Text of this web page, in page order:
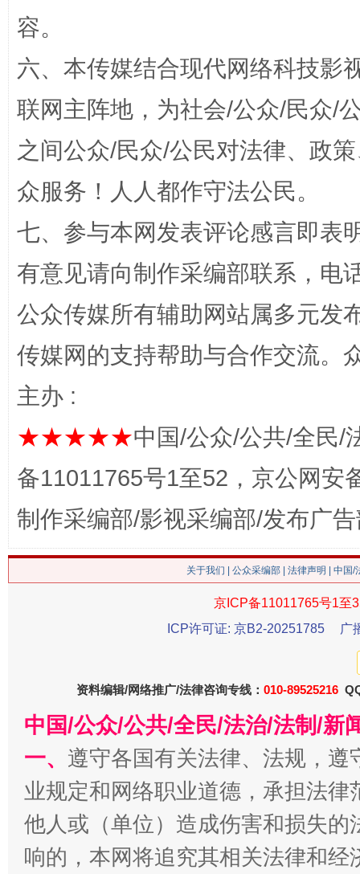
在谋一域中谋全局
今
习近平的博鳌关键词
魏明
“刷贴”乱象丛生
生
揭批美国五大"原罪" "炒
容。
六、本传媒结合现代网络科技影
联网主阵地，为社会/公众/民众/
之间公众/民众/公民对法律、政
众服务！人人都作守法公民。
七、参与本网发表评论感言即表
有意见请向制作采编部联系，电
公众传媒所有辅助网站属多元发
传媒网的支持帮助与合作交流。
主办 :
★★★★★中国/公众/公共/全民/
备11011765号1至52，京公网安
制作采编部/影视采编部/发布广
关于我们 公众采编部 法律声明 | 中国
京ICP备11011765号1至
ICP许可证: 京B2-20251785
广
资料编辑/网络推广/法律咨询专线： 010-89525216
中国/公众/公共/全民/法治/法制/新
一、 遵守各国有关法律、法规，
业规定和网络职业道德，承担法
他人或（单位）造成伤害和损失
响的，本网将追究其相关法律和